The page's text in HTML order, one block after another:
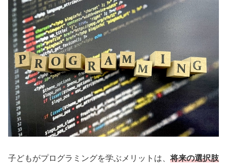
子どもがプログラミングを学ぶメリットは、将来の選択肢